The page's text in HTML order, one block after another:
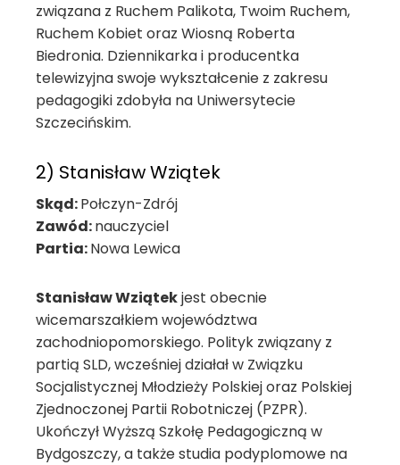
związana z Ruchem Palikota, Twoim Ruchem,
Ruchem Kobiet oraz Wiosną Roberta
Biedronia. Dziennikarka i producentka
telewizyjna swoje wykształcenie z zakresu
pedagogiki zdobyła na Uniwersytecie
Szczecińskim.
2) Stanisław Wziątek
Skąd:Połczyn-Zdrój
Zawód:nauczyciel
Partia:Nowa Lewica
Stanisław Wziątekjest obecnie
wicemarszałkiem województwa
zachodniopomorskiego. Polityk związany z
partią SLD, wcześniej działał w Związku
Socjalistycznej Młodzieży Polskiej oraz Polskiej
Zjednoczonej Partii Robotniczej (PZPR).
Ukończył Wyższą Szkołę Pedagogiczną w
Bydgoszczy, a także studia podyplomowe na